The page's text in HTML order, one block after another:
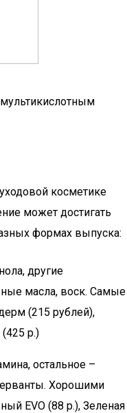
косметике
может достигать
формах выпуска:
другие
масла, воск. Самые
(215 рублей),
р.)
остальное –
Хорошими
EVO (88 р.), Зеленая